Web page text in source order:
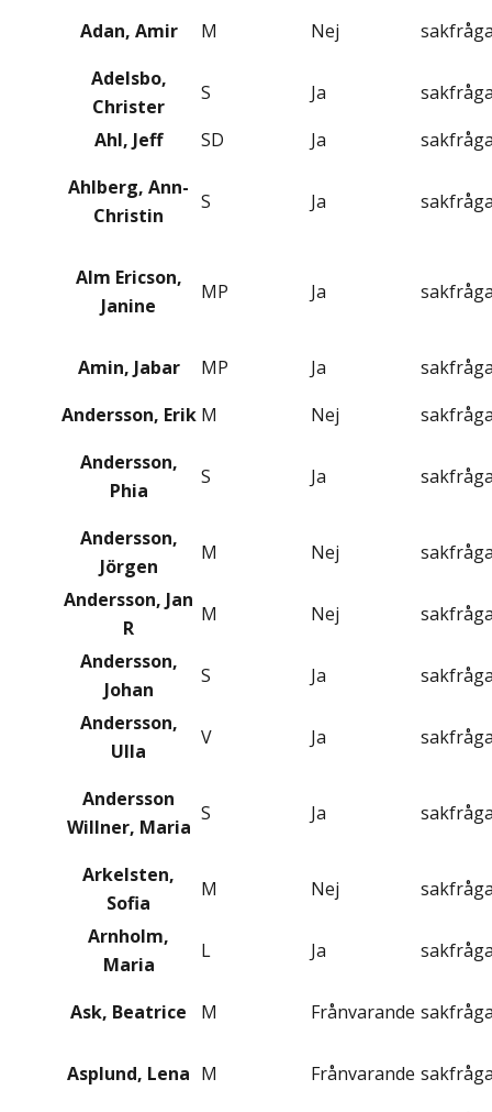
Adan, Amir M Nej
Adelsbo,
Christer
S Ja
Ahl, Jeff
SD Ja
Ahlberg, Ann-
Christin
S Ja
Alm Ericson,
Janine
MP Ja
Amin, Jabar MP Ja
Andersson, Erik M Nej
Andersson,
Phia
S Ja
Andersson,
Jörgen
M Nej
Andersson, Jan
R
M Nej
Andersson,
Johan
S Ja
Andersson,
Ulla
V Ja
Andersson
Willner, Maria
S Ja
Arkelsten,
Sofia
M Nej
Arnholm,
Maria
L Ja
Ask, Beatrice M Frånvarande
Asplund, Lena M Frånvarande